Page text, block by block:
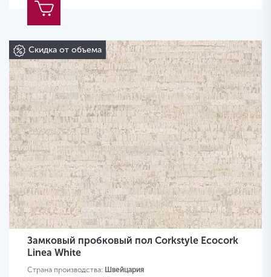
Скидка от объема
Замковый пробковый пол Corkstyle Ecocork
Linea White
Страна производства: Швейцария